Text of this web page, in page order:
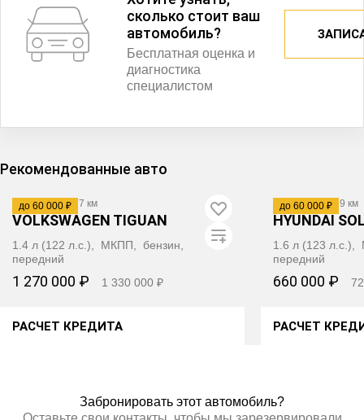
сколько стоит ваш
автомобиль?
Бесплатная оценка и
диагностика
специалистом
Рекомендованные авто
до 60 000 ₽
2014· 104 277 км
VOLKSWAGEN TIGUAN
1.4 л (122 л.с.), МКПП, бензин,
передний
1 270 000 ₽ 1 330 000 ₽
РАСЧЕТ КРЕДИТА
до 60 000 ₽
2012· 200 039 км
HYUNDAI
1.6 л (123
передний
660 000 ₽
РАСЧЕТ
Забронировать этот автомобиль?